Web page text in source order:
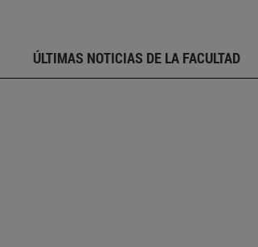
ÚLTIMAS NOTICIAS DE LA FACULTAD